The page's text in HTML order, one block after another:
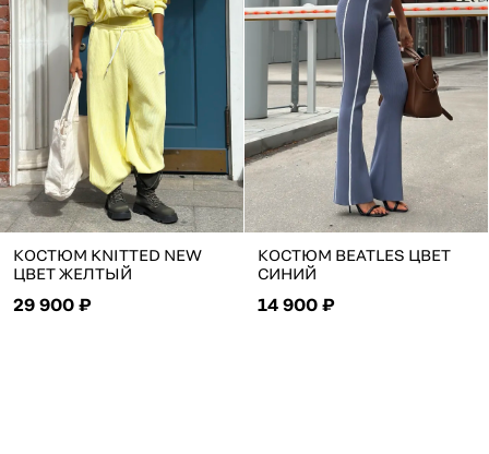
КОСТЮМ KNITTED NEW
ЦВЕТ ЖЕЛТЫЙ
29 900 ₽
КОСТЮМ BEATLES ЦВЕТ
СИНИЙ
14 900 ₽